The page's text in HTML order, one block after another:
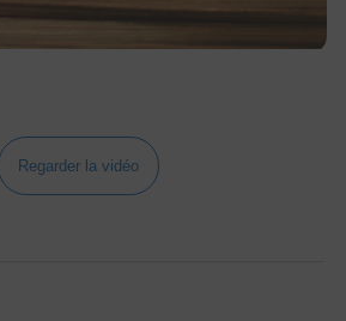
Regarder la vidéo